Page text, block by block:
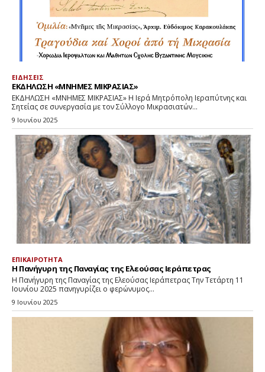
ΕΙΔΗΣΕΙΣ
ΕΚΔΗΛΩΣΗ «ΜΝΗΜΕΣ ΜΙΚΡΑΣΙΑΣ»
ΕΚΔΗΛΩΣΗ «ΜΝΗΜΕΣ ΜΙΚΡΑΣΙΑΣ» Η Ιερά Μητρόπολη Ιεραπύτνης και
Σητείας σε συνεργασία με τον Σύλλογο Μικρασιατών...
9 Ιουνίου 2025
ΕΠΙΚΑΙΡΟΤΗΤΑ
Η Πανήγυρη της Παναγίας της Ελεούσας Ιεράπετρας
Η Πανήγυρη της Παναγίας της Ελεούσας Ιεράπετρας Την Τετάρτη 11
Ιουνίου 2025 πανηγυρίζει ο φερώνυμος...
9 Ιουνίου 2025